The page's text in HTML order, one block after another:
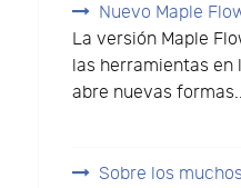
Nuevo Maple
La versión Maple
las herramientas en
abre nuevas
Sobre los